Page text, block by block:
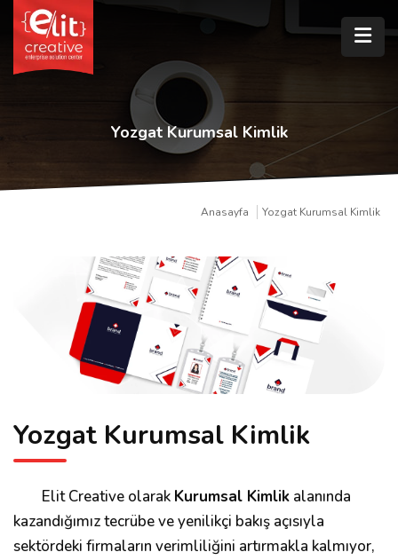
Yozgat Kurumsal Kimlik
Anasayfa Yozgat Kurumsal Kimlik
Yozgat Kurumsal Kimlik
Elit Creative olarak Kurumsal Kimlik alanında
kazandığımız tecrübe ve yenilikçi bakış açısıyla
sektördeki firmaların verimliliğini artırmakla kalmıyor,